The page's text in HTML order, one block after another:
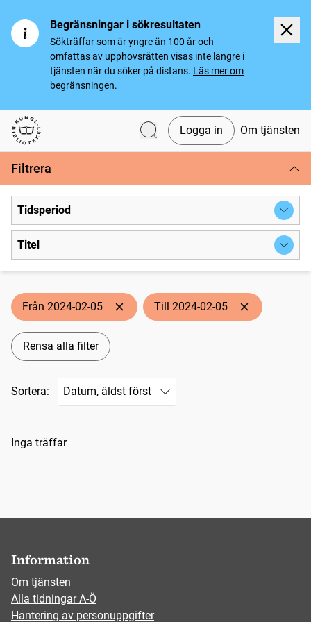
Begränsningar i sökresultaten
Sökträffar som är yngre än 100 år och
omfattas av upphovsrätten visas inte längre i
tjänsten när du söker på distans. Läs mer om
begränsningen.
Svenska tidningar
Logga in Om tjänsten
Filtrera
Tidsperiod
Titel
Från 2024-02-05 Till 2024-02-05
Rensa alla filter
Sortera:
Sökresultat
Inga träffar
Information
Om tjänsten
Alla tidningar A-Ö
Hantering av personuppgifter